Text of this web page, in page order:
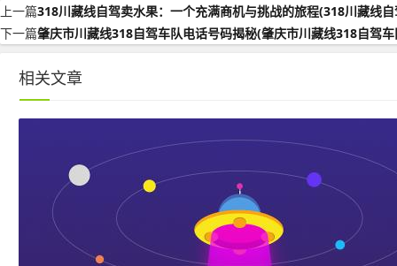
上一篇318川藏线自驾卖水果：一个充满商机与挑战的旅程(318川藏线
下一篇肇庆市川藏线318自驾车队电话号码揭秘(肇庆市川藏线318自驾
相关文章